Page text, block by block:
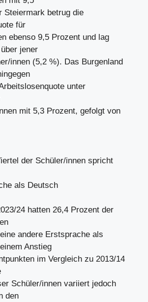
Steiermark betrug die
für
ebenso 9,5 Prozent und lag
jener
innen (5,2 %). Das Burgenland
unter
mit 5,3 Prozent, gefolgt von
der Schüler/innen spricht
als Deutsch
24 hatten 26,4 Prozent der
andere Erstsprache als
Anstieg
im Vergleich zu 2013/14
Schüler/innen variiert jedoch
den